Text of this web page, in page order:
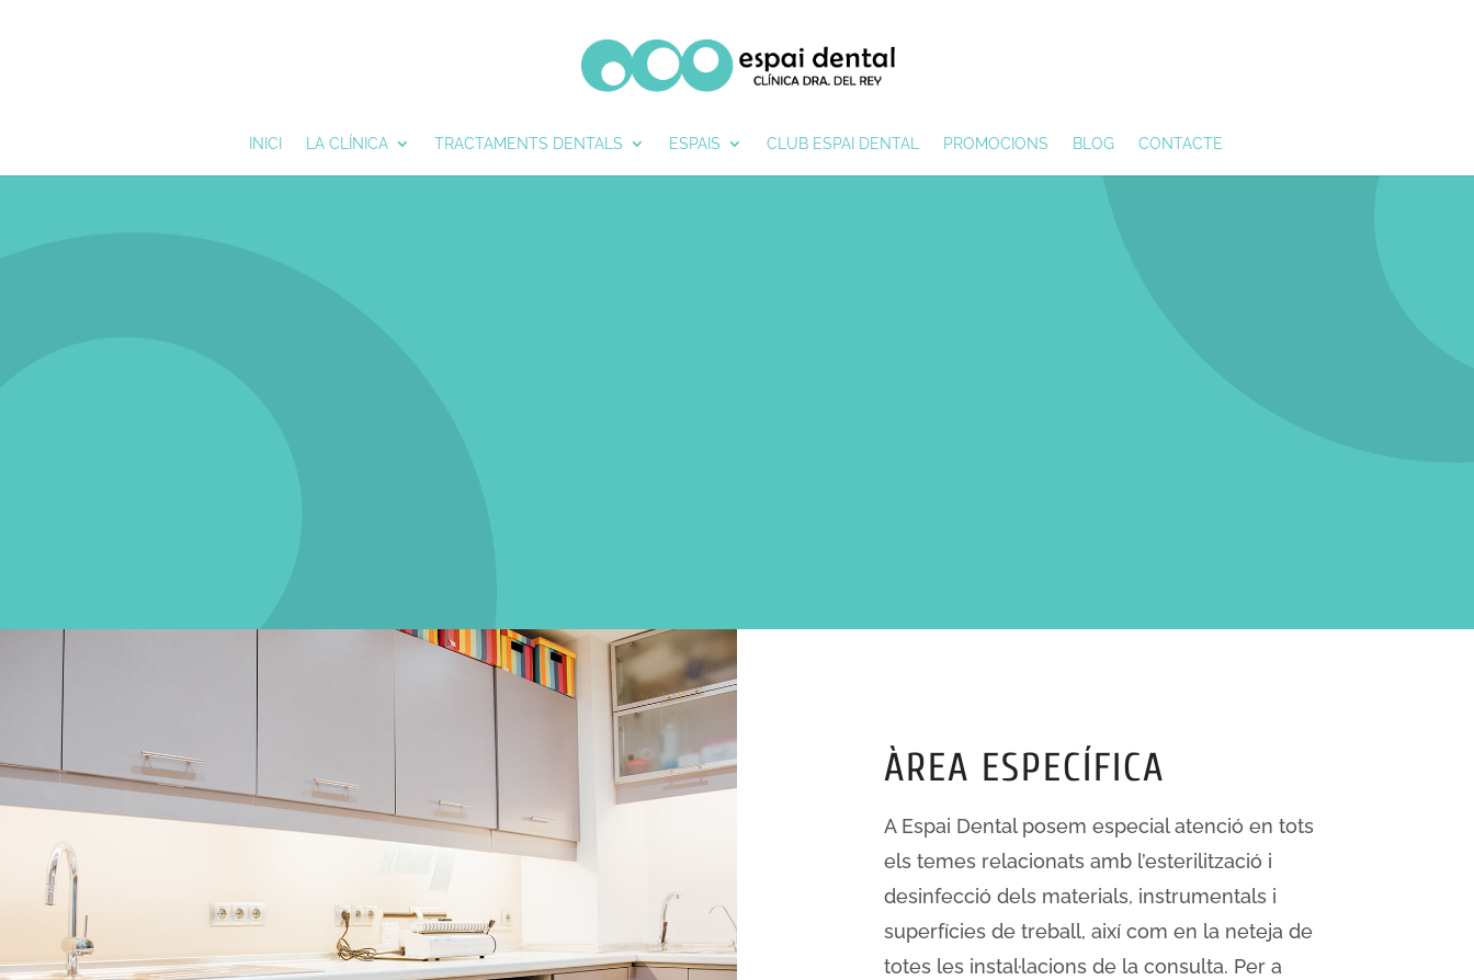
INICI LA CLÍNICA TRACTAMENTS DENTALS ESPAIS CLUB ESPAI DENTAL PROMOCIONS BLOG CONTACTE
ÀREA ESPECÍFICA
A Espai Dental posem especial atenció en tots
els temes relacionats amb l’esterilització i
desinfecció dels materials, instrumentals i
superfícies de treball, així com en la neteja de
totes les instal·lacions de la consulta. Per a